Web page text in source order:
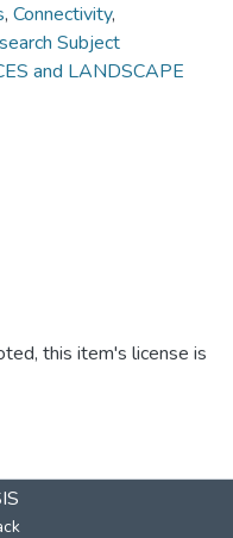
, Connectivity,
Subject
and LANDSCAPE
this item's license is